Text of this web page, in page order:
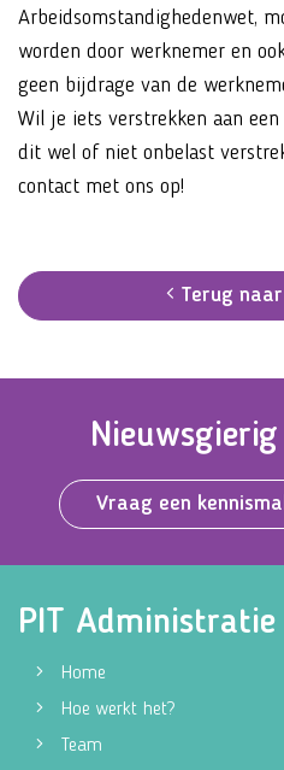
Arbeidsomstandighedenwet,
worden door werknemer en
geen bijdrage van de
Wil je iets verstrekken aan
dit wel of niet onbelast
contact met ons op!
Terug
Vraag een
PIT Administratie
Home
Hoe werkt het?
Team